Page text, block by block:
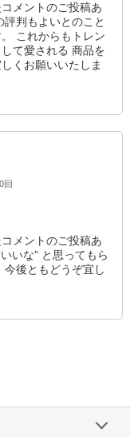
メントのご投稿あ
判もよいとのこと
これからもトレン
て愛される 商品を
くお願いいたしま
0回
メントのご投稿あ
いな” と思ってもら
今後ともどうぞ宜し